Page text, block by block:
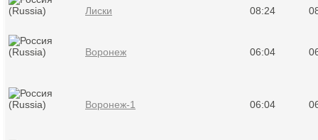
Лиски 08:24
Воронеж 06:04
Воронеж-1 06:04